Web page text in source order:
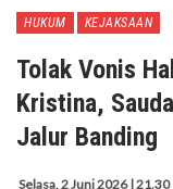
HUKUM KEJAKSAAN
Tolak Vonis
Kristina,
Jalur Banding
Selasa, 2 Juni 2026 | 21.30